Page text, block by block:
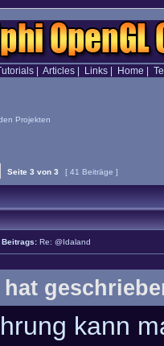
| Articles| Links| Home
Projekten
Seite 3 von 3 [ 41 Beiträge ]
Beitrags: Re: @Idaland
hat
kann